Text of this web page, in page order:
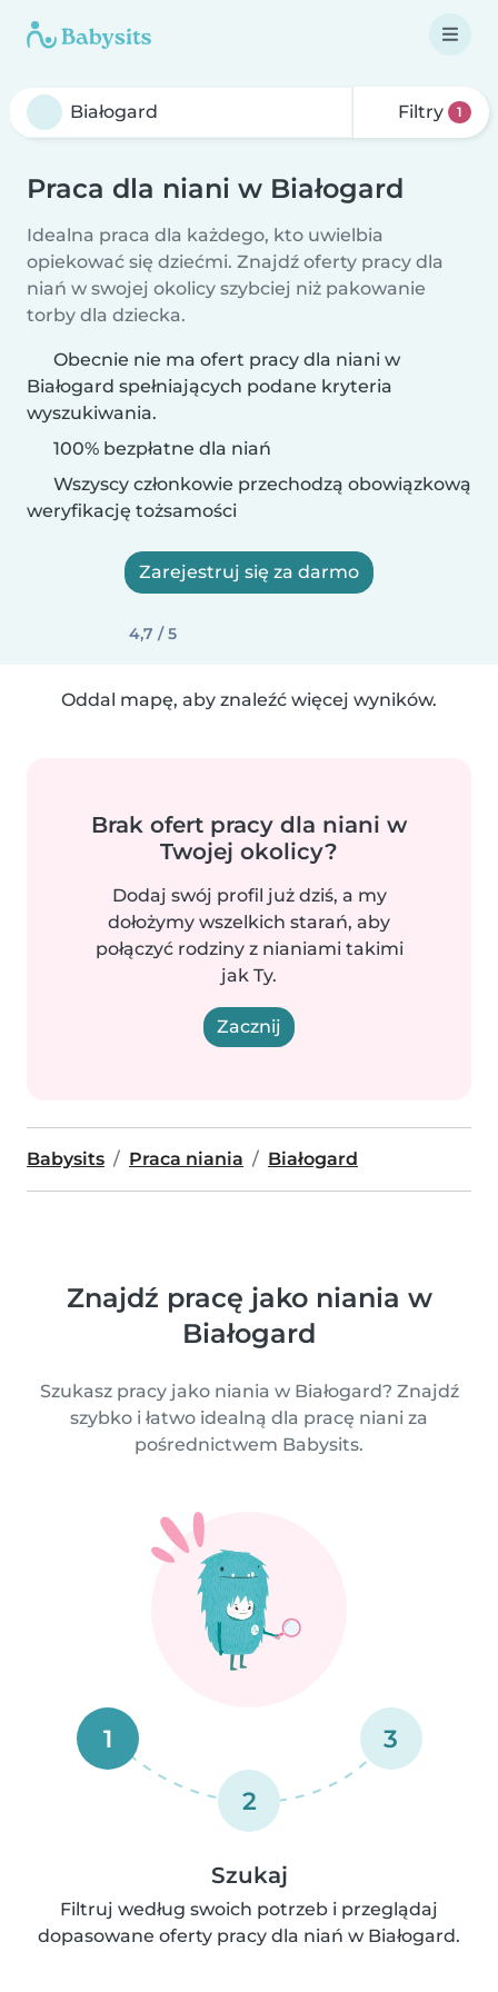
Filtry 1
Praca dla niani w Białogard
Idealna praca dla każdego, kto uwielbia
opiekować się dziećmi. Znajdź oferty pracy dla
niań w swojej okolicy szybciej niż pakowanie
torby dla dziecka.
Obecnie nie ma ofert pracy dla niani w
Białogard spełniających podane kryteria
wyszukiwania.
100% bezpłatne dla niań
Wszyscy członkowie przechodzą obowiązkową
weryfikację tożsamości
Zarejestruj się za darmo
4,7 / 5
Oddal mapę, aby znaleźć więcej wyników.
Brak ofert pracy dla niani w
Twojej okolicy?
Dodaj swój profil już dziś, a my
dołożymy wszelkich starań, aby
połączyć rodziny z nianiami takimi
jak Ty.
Zacznij
Babysits Praca niania Białogard
Znajdź pracę jako niania w
Białogard
Szukasz pracy jako niania w Białogard? Znajdź
szybko i łatwo idealną dla pracę niani za
pośrednictwem Babysits.
1
2
3
Szukaj
Filtruj według swoich potrzeb i przeglądaj
dopasowane oferty pracy dla niań w Białogard.